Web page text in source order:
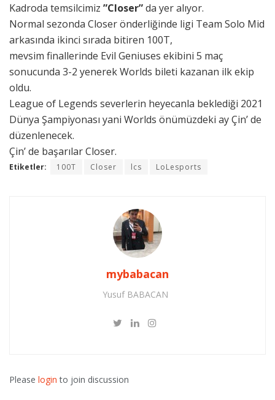
Kadroda temsilcimiz ”Closer”da yer alıyor.
Normal sezonda Closer önderliğinde ligi Team Solo Mid
arkasında ikinci sırada bitiren 100T,
mevsim finallerinde Evil Geniuses ekibini 5 maç
sonucunda 3-2 yenerek Worlds bileti kazanan ilk ekip
oldu.
League of Legends severlerin heyecanla beklediği 2021
Dünya Şampiyonası yani Worlds önümüzdeki ay Çin’ de
düzenlenecek.
Çin’ de başarılar Closer.
Etiketler: 100T Closer lcs LoLesports
mybabacan
Yusuf BABACAN
Please login to join discussion